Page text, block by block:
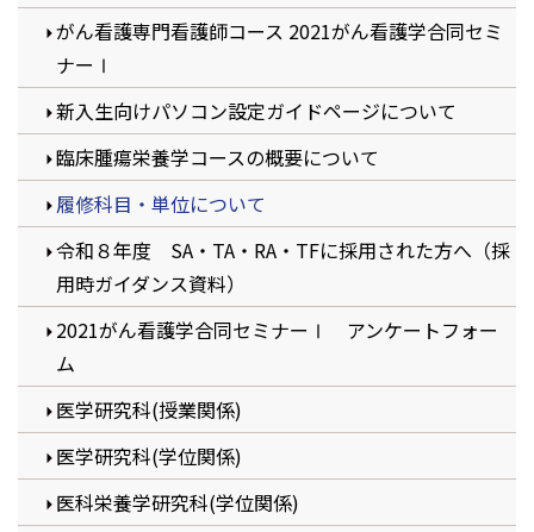
がん看護専門看護師コース 2021がん看護学合同セミ
ナーⅠ
新入生向けパソコン設定ガイドページについて
臨床腫瘍栄養学コースの概要について
履修科目・単位について
令和８年度 SA・TA・RA・TFに採用された方へ（採
用時ガイダンス資料）
2021がん看護学合同セミナーⅠ アンケートフォー
ム
医学研究科(授業関係)
医学研究科(学位関係)
医科栄養学研究科(学位関係)